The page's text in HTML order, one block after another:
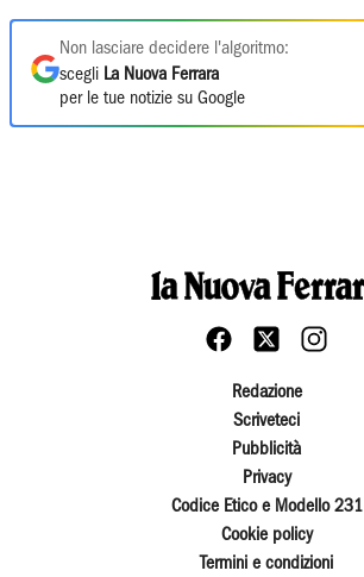
Non lasciare decidere l'algoritmo:
scegli La Nuova Ferrara
per le tue notizie su Google
Redazione
Scriveteci
Pubblicità
Privacy
Codice Etico e Modello 231
Cookie policy
Termini e condizioni